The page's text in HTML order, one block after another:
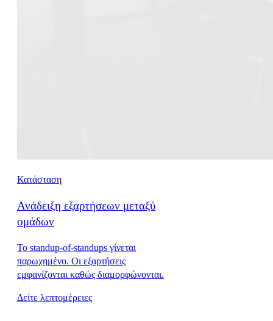
Κατάσταση
Ανάδειξη εξαρτήσεων μεταξύ
ομάδων
Το standup-of-standups γίνεται
παρωχημένο. Οι εξαρτήσεις
εμφανίζονται καθώς διαμορφώνονται.
Δείτε λεπτομέρειες